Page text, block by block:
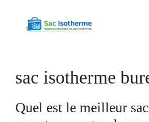
contenu
sac isotherme
Quel est le meilleur